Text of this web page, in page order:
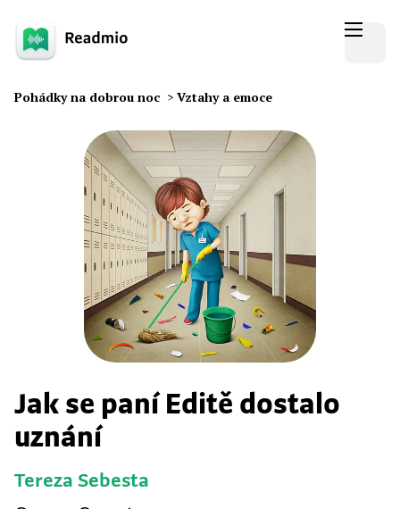
Pohádky na dobrou noc > Vztahy a emoce
Jak se paní Editě dostalo
uznání
Tereza Sebesta